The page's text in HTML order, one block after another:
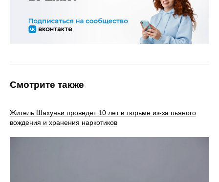
Смотрите также
Житель Шахуньи проведет 10 лет в тюрьме из-за пьяного
вождения и хранения наркотиков